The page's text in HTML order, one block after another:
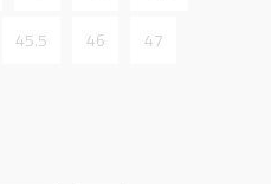
45.5 46 47